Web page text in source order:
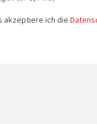
akzeptiere ich die